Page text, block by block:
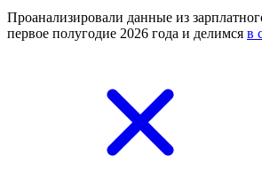
Проанализировали данные из
первое полугодие 2026 года и делимся в